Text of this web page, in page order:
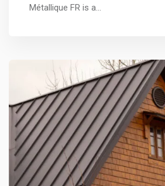
Métallique FR is a…